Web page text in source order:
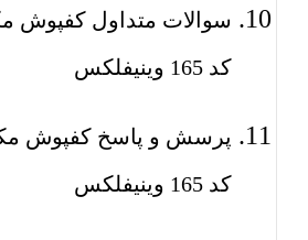
کد 165 وینیفلکس
کد 165 وینیفلکس